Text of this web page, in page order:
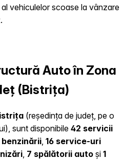
vehiculelor scoase la vânzare
.
Auto în Zona
(Bistrița)
(reședința de județ, pe o
sunt disponibile42 servicii
benzinării, 16 service-uri
, 7 spălătorii auto și 1